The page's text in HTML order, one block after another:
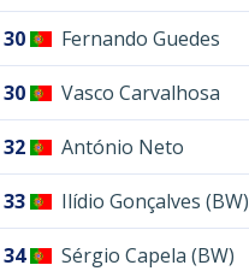
30 Fernando Guedes
30 Vasco Carvalhosa
32 António Neto
33 Ilídio Gonçalves (BW)
34 Sérgio Capela (BW)